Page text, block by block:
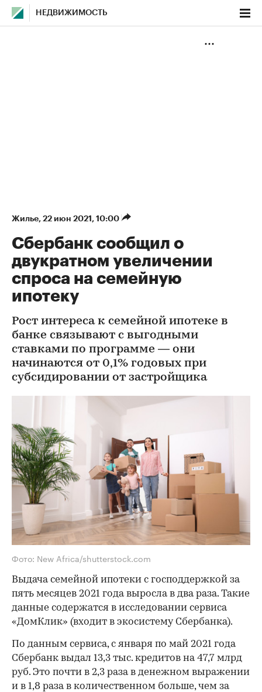
НЕДВИЖИМОСТЬ
Жилье⁠, 22 июн 2021, 10:00
Сбербанк сообщил о
двукратном увеличении
спроса на семейную
ипотеку
Рост интереса к семейной ипотеке в
банке связывают с выгодными
ставками по программе — они
начинаются от 0,1% годовых при
субсидировании от застройщика
Фото: New Africa/shutterstock.com
Выдача семейной ипотеки с господдержкой за
пять месяцев 2021 года выросла в два раза. Такие
данные содержатся в исследовании сервиса
«ДомКлик» (входит в экосистему Сбербанка).
По данным сервиса, с января по май 2021 года
Сбербанк выдал 13,3 тыс. кредитов на 47,7 млрд
руб. Это почти в 2,3 раза в денежном выражении
и в 1,8 раза в количественном больше, чем за